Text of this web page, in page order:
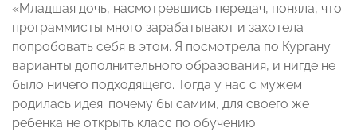
«Младшая дочь, насмотревшись передач, поняла, что
программисты много зарабатывают и захотела
попробовать себя в этом. Я посмотрела по Кургану
варианты дополнительного образования, и нигде не
было ничего подходящего. Тогда у нас с мужем
родилась идея: почему бы самим, для своего же
ребенка не открыть класс по обучению